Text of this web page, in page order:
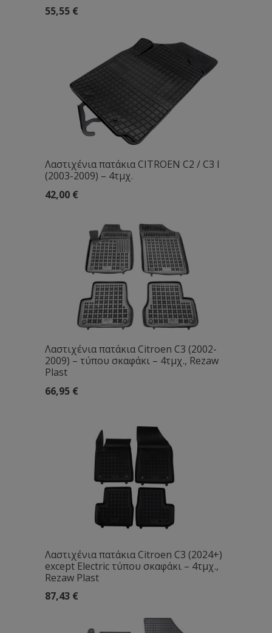
55,55 €
Λαστιχένια πατάκια CITROEN C2 / C3 I
(2003-2009) – 4τμχ.
42,00 €
Λαστιχένια πατάκια Citroen C3 (2002-
2009) – τύπου σκαφάκι – 4τμχ., Rezaw
Plast
66,95 €
Λαστιχένια πατάκια Citroen C3 (2024+)
except Electric τύπου σκαφάκι – 4τμχ.,
Rezaw Plast
87,43 €